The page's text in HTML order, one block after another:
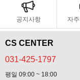
공지사항 자
CS CENTER
031-425-1797
평일 09:00 ~ 18:00